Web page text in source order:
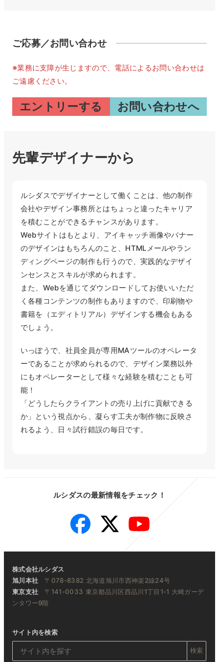
ご応募／お問い合わせ
※業務に支障が生じますので、電話によるお問い合わせは
ご遠慮ください。
エントリーする お問い合わせへ
先輩デザイナーから
ルシダスでデザイナーとして働くことは、他の制作
会社やデザイン事務所とはちょっと違ったキャリア
を積むことができるチャンスがあります。
Webサイトはもとより、アイキャッチ画像やバナー
のデザインはもちろんのこと、HTMLメールやラン
ディングページの制作も行うので、実践的なデザイ
ンセンスとスキルが求められます。
また、Webを通じてダウンロードしてお使いいただ
く各種コンテンツの制作もありますので、印刷物や
書籍を（エディトリアル）デザインする機会もある
でしょう。
いっぽうで、社員全員が専用MAツールのオペレータ
ーであることが求められるので、デザイン業務以外
にもオペレーターとして様々な経験を積むことも可
能！
「どうしたらクライアントの売り上げに貢献できる
か」という視点から、凝らす工夫が制作物に反映さ
れるよう、日々試行錯誤の毎日です。
ルシダスの最新情報をチェック！
Facebook Twitter YouTube
株式会社ルシダス
旭川本社 〒078-8382 北海道旭川市西神楽2線24号
東京支社 〒141-0033 東京都品川区西品川1丁目1-1 大崎ガーデ
ンタワー9階
サイト内を検索
検索